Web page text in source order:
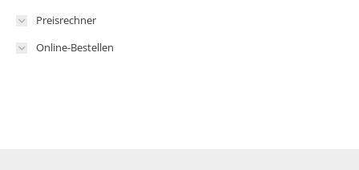
Preisrechner
Online-Bestellen